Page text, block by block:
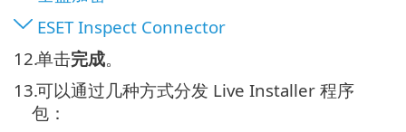
ESET Inspect Connector
12.单击完成。
13.可以通过几种方式分发 Live Installer 程序
包：